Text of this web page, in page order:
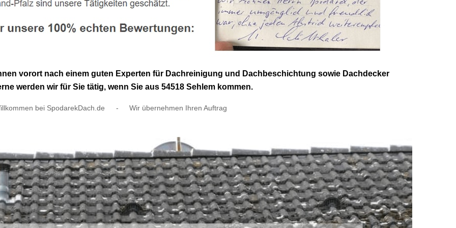
vorort nach einem guten Experten für Dachreinigung und Dachbeschichtung sowie Dachdecker
werden wir für Sie tätig, wenn Sie aus 54518 Sehlem kommen.
bei SpodarekDach.de - Wir übernehmen Ihren Auftrag